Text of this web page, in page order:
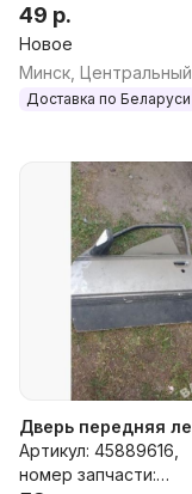
49 р.
Новое
Минск, Центральный
Доставка по Беларуси
Дверь передняя
Артикул: 45889616,
номер запчасти: